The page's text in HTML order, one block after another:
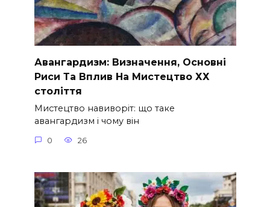
Авангардизм: Визначення, Основні
Риси Та Вплив На Мистецтво ХХ
століття
Мистецтво навиворіт: що таке
авангардизм і чому він
0 26